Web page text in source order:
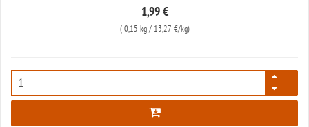
1,99 €
( 0,15 kg/ 13,27 €/kg)
5678